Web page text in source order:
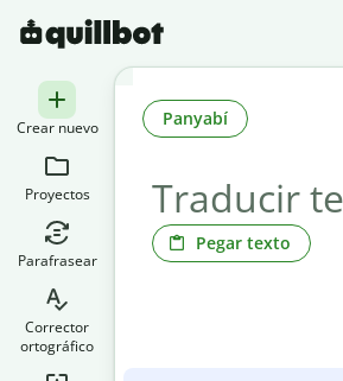
Crear nuevo
Proyectos
Parafrasear
Corrector
ortográfico
Pegar texto
Panyabí